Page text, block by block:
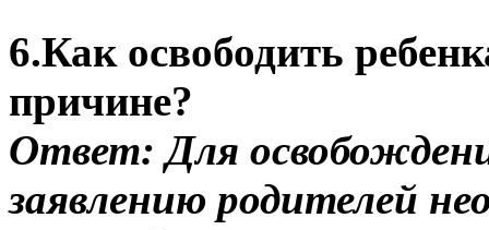
6.Как освободить
причине?
Ответ: Для
заявлению родителей